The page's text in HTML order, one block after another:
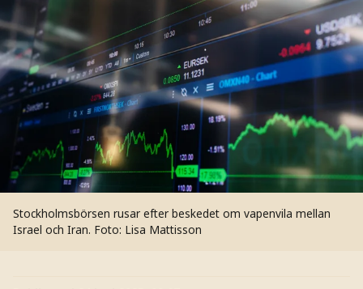
Stockholmsbörsen rusar efter beskedet om vapenvila mellan
Israel och Iran. Foto: Lisa Mattisson